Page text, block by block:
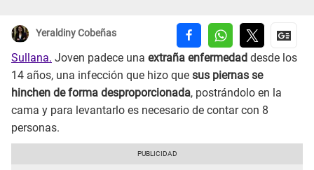
Yeraldiny Cobeñas
Sullana. Joven padece una extraña enfermedad desde los
14 años, una infección que hizo que sus piernas se
hinchen de forma desproporcionada, postrándolo en la
cama y para levantarlo es necesario de contar con 8
personas.